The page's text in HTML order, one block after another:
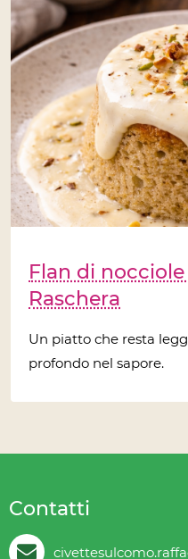
Flan di
Raschera
Un piatto che resta
profondo nel sapore.
Contatti